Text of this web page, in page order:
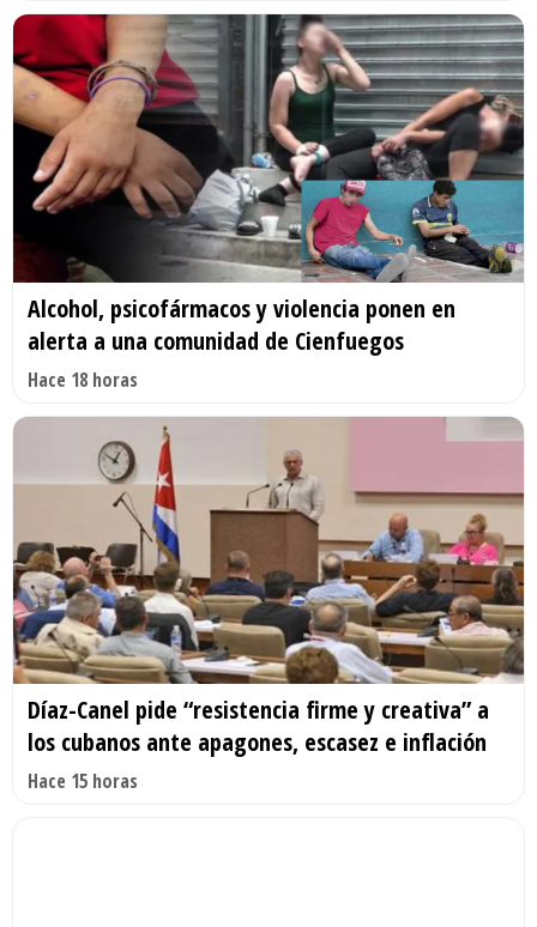
Alcohol, psicofármacos y violencia ponen en
alerta a una comunidad de Cienfuegos
Hace 18 horas
Díaz-Canel pide “resistencia firme y creativa” a
los cubanos ante apagones, escasez e inflación
Hace 15 horas